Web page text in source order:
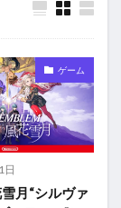
ゲーム
日
月“シルヴァ